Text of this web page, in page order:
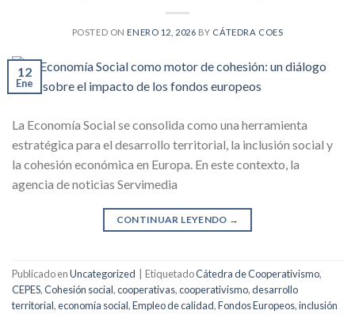
POSTED ON ENERO 12, 2026 BY CÁTEDRA COES
12
Ene
La Economía Social se consolida como una herramienta
estratégica para el desarrollo territorial, la inclusión social y
la cohesión económica en Europa. En este contexto, la
agencia de noticias Servimedia
CONTINUAR LEYENDO →
Publicado enUncategorized EtiquetadoCátedra de Cooperativismo,
CEPES,Cohesión social,cooperativas,cooperativismo,desarrollo
territorial,economía social,Empleo de calidad,Fondos Europeos,inclusión